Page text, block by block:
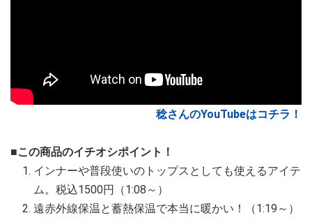
稔さんのYouTubeはコチラ！
■この商品のイチオシポイント！
インナーや普段使いのトップスとしても使えるアイテ
ム。税込1500円（1:08～）
遠赤外線保温と蓄熱保温で本当に暖かい！（1:19～）